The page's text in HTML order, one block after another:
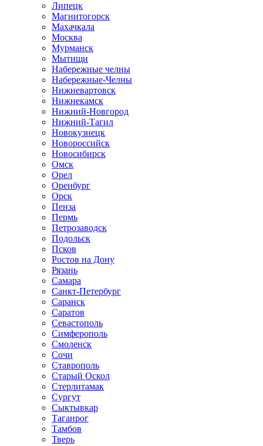
Липецк
Магнитогорск
Махачкала
Москва
Мурманск
Мытищи
Набережные челны
Набережные-Челны
Нижневартовск
Нижнекамск
Нижний-Новгород
Нижний-Тагил
Новокузнецк
Новороссийск
Новосибирск
Омск
Орел
Оренбург
Орск
Пенза
Пермь
Петрозаводск
Подольск
Псков
Ростов на Дону
Рязань
Самара
Санкт-Петербург
Саранск
Саратов
Севастополь
Симферополь
Смоленск
Сочи
Ставрополь
Старый Оскол
Стерлитамак
Сургут
Сыктывкар
Таганрог
Тамбов
Тверь